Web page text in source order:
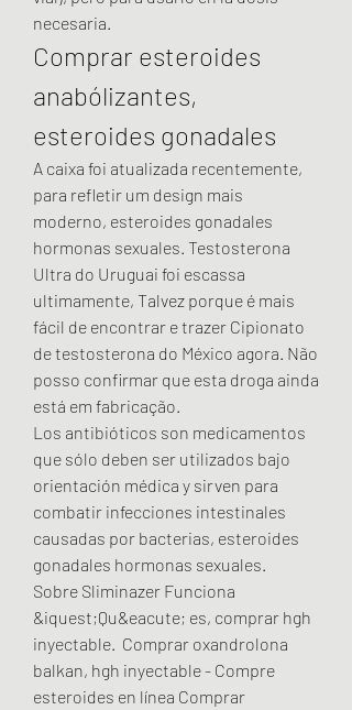
necesaria.
Comprar esteroides
anabólizantes,
esteroides gonadales
A caixa foi atualizada recentemente,
para refletir um design mais
moderno, esteroides gonadales
hormonas sexuales. Testosterona
Ultra do Uruguai foi escassa
ultimamente, Talvez porque é mais
fácil de encontrar e trazer Cipionato
de testosterona do México agora. Não
posso confirmar que esta droga ainda
está em fabricação.
Los antibióticos son medicamentos
que sólo deben ser utilizados bajo
orientación médica y sirven para
combatir infecciones intestinales
causadas por bacterias, esteroides
gonadales hormonas sexuales.
Sobre Sliminazer Funciona
&iquest;Qu&eacute; es, comprar hgh
inyectable.  Comprar oxandrolona
balkan, hgh inyectable - Compre
esteroides en línea Comprar